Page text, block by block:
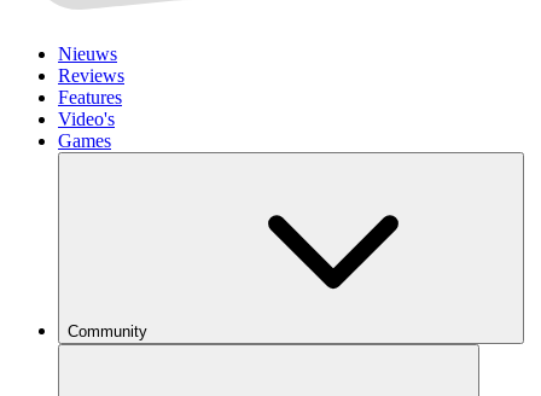
Nieuws
Reviews
Features
Video's
Games
Community